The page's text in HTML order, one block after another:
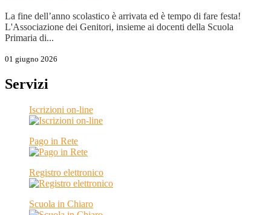
La fine dell’anno scolastico è arrivata ed è tempo di fare festa!
L'Associazione dei Genitori, insieme ai docenti della Scuola
Primaria di...
01 giugno 2026
Servizi
Iscrizioni on-line
Pago in Rete
Registro elettronico
Scuola in Chiaro